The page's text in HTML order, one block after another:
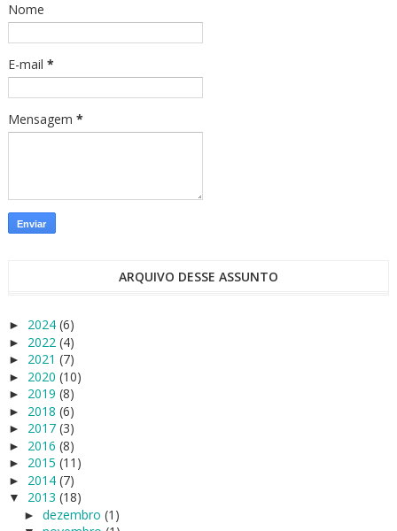
Nome
E-mail *
Mensagem *
ARQUIVO DESSE ASSUNTO
► 2024 (6)
► 2022 (4)
► 2021 (7)
► 2020 (10)
► 2019 (8)
► 2018 (6)
► 2017 (3)
► 2016 (8)
► 2015 (11)
► 2014 (7)
▼ 2013 (18)
► dezembro (1)